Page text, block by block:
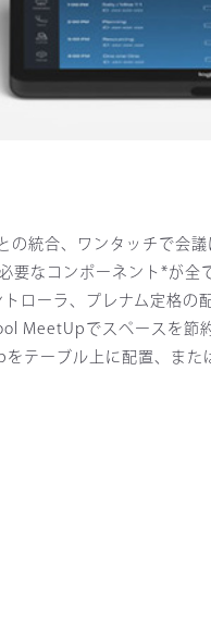
統合、ワンタッチで会
なコンポーネント*が
ローラ、プレナム定格
MeetUpでスペースを節
テーブル上に配置、ま